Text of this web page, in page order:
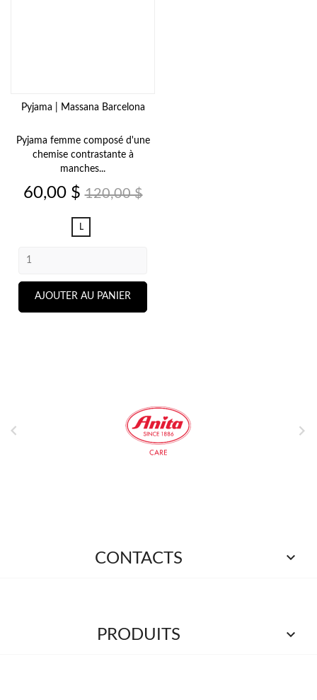
Pyjama | Massana Barcelona
Pyjama femme composé d'une
chemise contrastante à
manches...
Prix
60,00 $ Prix
base
120,00 $
L
AJOUTER AU PANIER
 
CONTACTS 
PRODUITS 